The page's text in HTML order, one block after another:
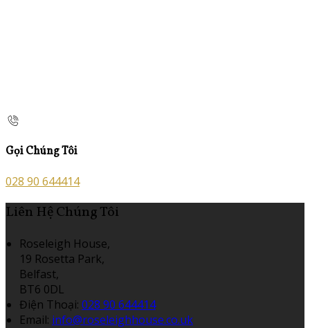
Gọi Chúng Tôi
028 90 644414
Liên Hệ Chúng Tôi
Roseleigh House,
19 Rosetta Park,
Belfast,
BT6 0DL
Điện Thoại: 028 90 644414
Email: info@roseleighhouse.co.uk